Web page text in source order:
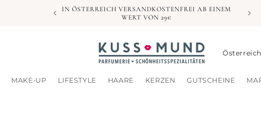
IN ÖSTERREICH VERSANDKOSTENFREI AB EINEM
WERT VON 29€
MAKE-UP LIFESTYLE HAARE KERZEN GUTSCHEINE
L
n